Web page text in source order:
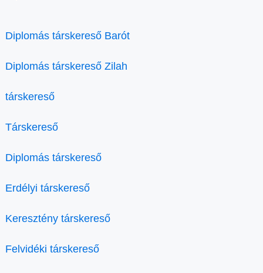
Diplomás társkereső Barót
Diplomás társkereső Zilah
társkereső
Társkereső
Diplomás társkereső
Erdélyi társkereső
Keresztény társkereső
Felvidéki társkereső